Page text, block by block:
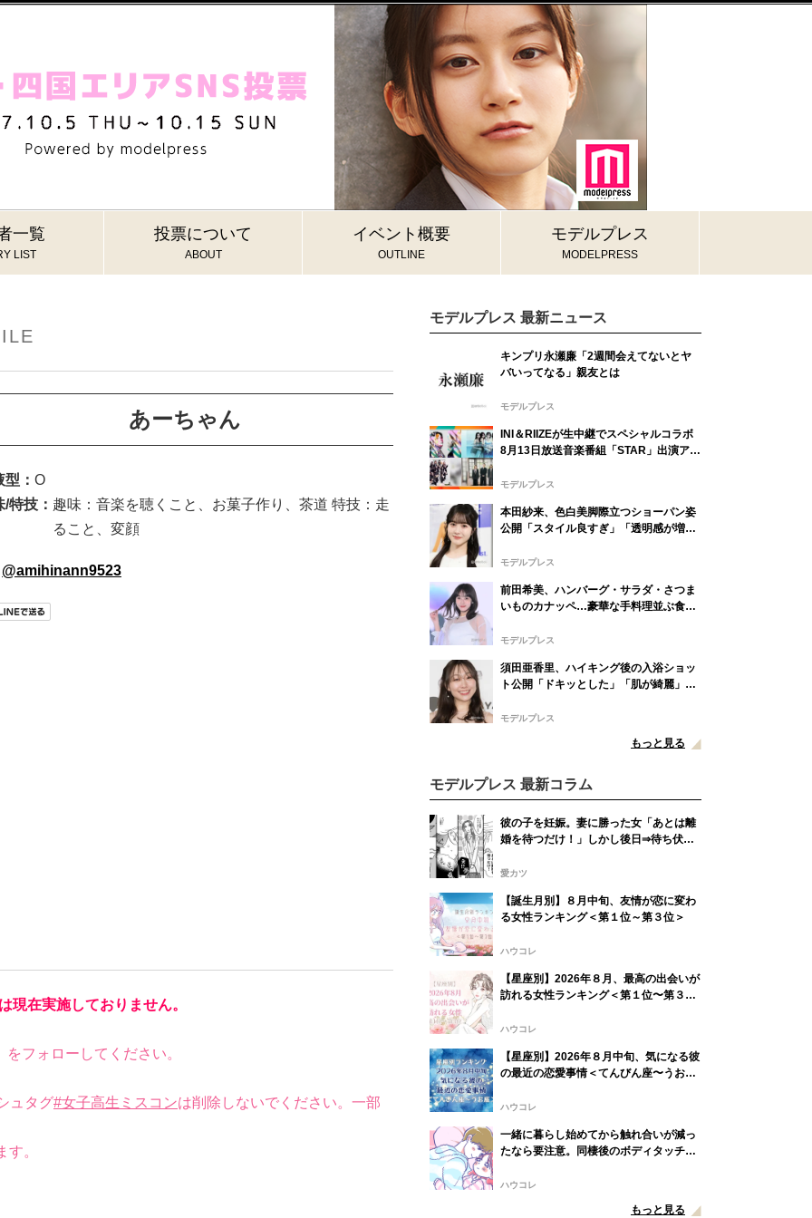
一覧
LIST
投票について
ABOUT
イベント概要
OUTLINE
モデルプレス
MODELPRESS
あーちゃん
： O
/特技： 趣味：音楽を聴くこと、お菓子作り、茶道 特技：走
ること、変顔
@amihinann9523
現在実施しておりません。
をフォローしてください。
ュタグ#女子高生ミスコンは削除しないでください。一部
。
モデルプレス 最新ニュース
キンプリ永瀬廉「2週間会えてないとヤ
バいってなる」親友とは
モデルプレス
INI＆RIIZEが生中継でスペシャルコラボ
8月13日放送音楽番組「STAR」出演アー
モデルプレス
本田紗来、色白美脚際立つショーパン姿
公開「スタイル良すぎ」「透明感が増し
モデルプレス
前田希美、ハンバーグ・サラダ・さつま
いものカナッペ…豪華な手料理並ぶ食卓
しゃれ」と絶賛の声
モデルプレス
須田亜香里、ハイキング後の入浴ショッ
ト公開「ドキッとした」「肌が綺麗」と
モデルプレス
もっと見る
モデルプレス 最新コラム
彼の子を妊娠。妻に勝った女「あとは離
婚を待つだけ！」しかし後日⇒待ち伏せ
愛カツ
【誕生月別】８月中旬、友情が恋に変わ
る女性ランキング＜第１位～第３位＞
ハウコレ
【星座別】2026年８月、最高の出会いが
訪れる女性ランキング＜第１位〜第３位
ハウコレ
【星座別】2026年８月中旬、気になる彼
の最近の恋愛事情＜てんびん座〜うお座
ハウコレ
一緒に暮らし始めてから触れ合いが減っ
たなら要注意。同棲後のボディタッチが
ハウコレ
もっと見る